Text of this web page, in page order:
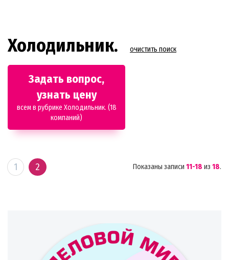
Холодильник. очистить поиск
Задать вопрос,
узнать цену
всем в рубрике Холодильник. (18
компаний)
1 2 Показаны записи 11-18 из 18.